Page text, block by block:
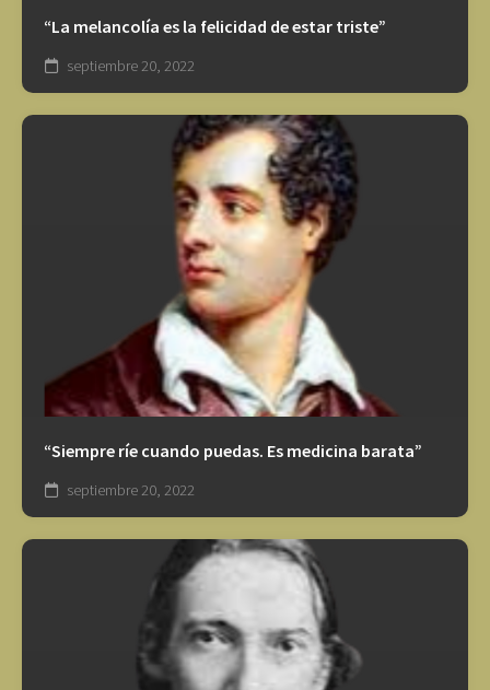
“La melancolía es la felicidad de estar triste”
septiembre 20, 2022
“Siempre ríe cuando puedas. Es medicina barata”
septiembre 20, 2022